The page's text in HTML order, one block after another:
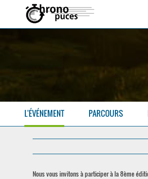
L'ÉVÉNEMENT PARCOURS
Nous vous invitons à participer à la 8ème